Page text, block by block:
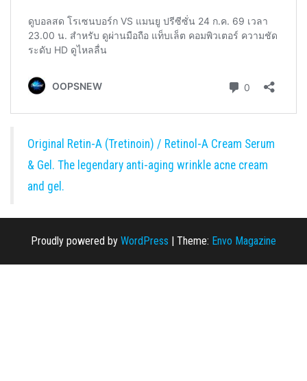
Original Retin-A (Tretinoin) / Retinol-A Cream Serum
& Gel. The legendary anti-aging wrinkle acne cream
and gel.
Proudly powered by WordPress | Theme: Envo Magazine